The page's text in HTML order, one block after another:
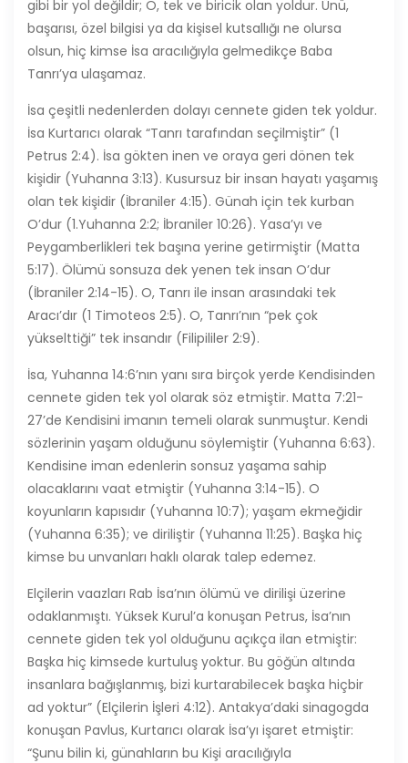
gibi bir yol değildir; O, tek ve biricik olan yoldur. Ünü,
başarısı, özel bilgisi ya da kişisel kutsallığı ne olursa
olsun, hiç kimse İsa aracılığıyla gelmedikçe Baba
Tanrı’ya ulaşamaz.
İsa çeşitli nedenlerden dolayı cennete giden tek yoldur.
İsa Kurtarıcı olarak “Tanrı tarafından seçilmiştir” (1
Petrus 2:4). İsa gökten inen ve oraya geri dönen tek
kişidir (Yuhanna 3:13). Kusursuz bir insan hayatı yaşamış
olan tek kişidir (İbraniler 4:15). Günah için tek kurban
O’dur (1.Yuhanna 2:2; İbraniler 10:26). Yasa’yı ve
Peygamberlikleri tek başına yerine getirmiştir (Matta
5:17). Ölümü sonsuza dek yenen tek insan O’dur
(İbraniler 2:14-15). O, Tanrı ile insan arasındaki tek
Aracı’dır (1 Timoteos 2:5). O, Tanrı’nın “pek çok
yükselttiği” tek insandır (Filipililer 2:9).
İsa, Yuhanna 14:6’nın yanı sıra birçok yerde Kendisinden
cennete giden tek yol olarak söz etmiştir. Matta 7:21-
27’de Kendisini imanın temeli olarak sunmuştur. Kendi
sözlerinin yaşam olduğunu söylemiştir (Yuhanna 6:63).
Kendisine iman edenlerin sonsuz yaşama sahip
olacaklarını vaat etmiştir (Yuhanna 3:14-15). O
koyunların kapısıdır (Yuhanna 10:7); yaşam ekmeğidir
(Yuhanna 6:35); ve diriliştir (Yuhanna 11:25). Başka hiç
kimse bu unvanları haklı olarak talep edemez.
Elçilerin vaazları Rab İsa’nın ölümü ve dirilişi üzerine
odaklanmıştı. Yüksek Kurul’a konuşan Petrus, İsa’nın
cennete giden tek yol olduğunu açıkça ilan etmiştir:
Başka hiç kimsede kurtuluş yoktur. Bu göğün altında
insanlara bağışlanmış, bizi kurtarabilecek başka hiçbir
ad yoktur” (Elçilerin İşleri 4:12). Antakya’daki sinagogda
konuşan Pavlus, Kurtarıcı olarak İsa’yı işaret etmiştir:
“Şunu bilin ki, günahların bu Kişi aracılığıyla